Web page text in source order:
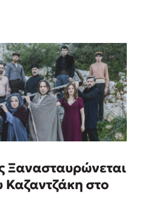
Ξανασταυρώνεται
Καζαντζάκη στο